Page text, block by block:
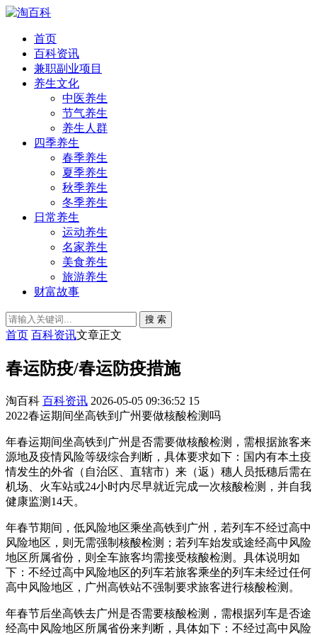
首页
百科资讯
兼职副业项目
养生文化
中医养生
节气养生
养生人群
四季养生
春季养生
夏季养生
秋季养生
冬季养生
日常养生
运动养生
名家养生
美食养生
旅游养生
财富故事
搜 索
首页 百科资讯文章正文
春运防疫/春运防疫措施
淘百科 百科资讯 2026-05-05 09:36:52 15
2022春运期间坐高铁到广州要做核酸检测吗
年春运期间坐高铁到广州是否需要做核酸检测，需根据旅客来
源地及疫情风险等级综合判断，具体要求如下：国内有本土疫
情发生的外省（自治区、直辖市）来（返）穗人员抵穗后需在
机场、火车站或24小时内尽早就近完成一次核酸检测，并自我
健康监测14天。
年春节期间，低风险地区乘坐高铁到广州，若列车不经过高中
风险地区，则无需强制核酸检测；若列车始发或途经高中风险
地区所属省份，则全车旅客均需接受核酸检测。具体说明如
下：不经过高中风险地区的列车若旅客乘坐的列车未经过任何
高中风险地区，广州高铁站不强制要求旅客进行核酸检测。
年春节后坐高铁去广州是否需要核酸检测，需根据列车是否途
经高中风险地区所属省份来判断，具体如下：不经过高中风险